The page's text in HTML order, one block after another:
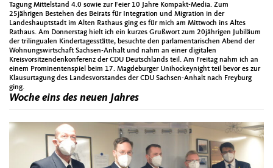
Tagung Mittelstand 4.0 sowie zur Feier 10 Jahre Kompakt-Media. Zum
25jährigen Bestehen des Beirats für Integration und Migration in der
Landeshauptstadt im Alten Rathaus ging es für mich am Mittwoch ins Altes
Rathaus. Am Donnerstag hielt ich ein kurzes Grußwort zum 20jährigen Jubiläum
der trilingualen Kindertagesstätte, besuchte den parlamentarischen Abend der
Wohnungswirtschaft Sachsen-Anhalt und nahm an einer digitalen
Kreisvorsitzendenkonferenz der CDU Deutschlands teil. Am Freitag nahm ich an
einem Prominentenspiel beim 17. Magdeburger Unihockeynight teil bevor es zur
Klausurtagung des Landesvorstandes der CDU Sachsen-Anhalt nach Freyburg
ging.
Woche eins des neuen Jahres